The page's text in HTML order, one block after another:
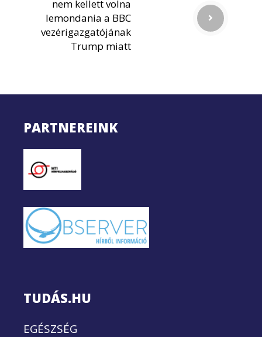
nem kellett volna
lemondania a BBC
vezérigazgatójának
Trump miatt
PARTNEREINK
TUDÁS.HU
EGÉSZSÉG